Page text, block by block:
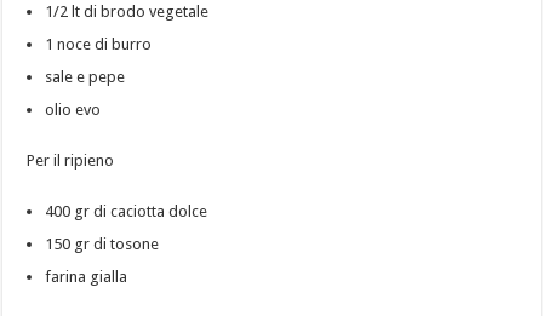
1/2 lt di brodo vegetale
1 noce di burro
sale e pepe
olio evo
Per il ripieno
400 gr di caciotta dolce
150 gr di tosone
farina gialla